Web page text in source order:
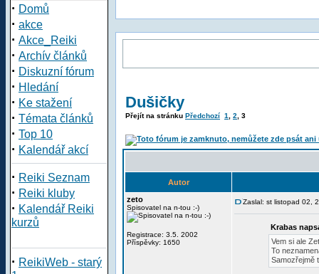
· Domů
· akce
· Akce_Reiki
· Archív článků
· Diskuzní fórum
· Hledání
· Ke stažení
· Témata článků
· Top 10
· Kalendář akcí
· Reiki Seznam
· Reiki kluby
· Kalendář Reiki
kurzů
· ReikiWeb - starý
Dušičky
Přejít na stránku Předchozí 1 2 3
Autor
zeto
Spisovatel na n-tou :-)
Registrace: 3.5. 2002
Příspěvky: 1650
Zaslal: st listopad 02,
Krabas
Vem si ale
To
Samozřejmě